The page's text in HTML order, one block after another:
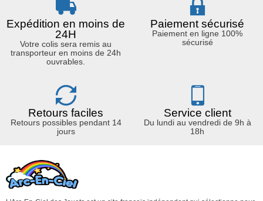
Expédition en moins de
24H
Votre colis sera remis au
transporteur en moins de 24h
ouvrables.
Paiement sécurisé
Paiement en ligne 100%
sécurisé
Retours faciles
Retours possibles pendant 14
jours
Service client
Du lundi au vendredi de 9h à
18h